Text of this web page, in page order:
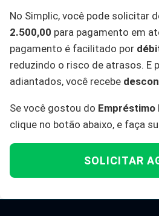
No Simplic, você pode solicitar
2.500,00 para pagamento em
pagamento é facilitado por
reduzindo o risco de atrasos. E
adiantados, você recebe
Se você gostou do Empréstimo
clique no botão abaixo, e faça
SOLICITAR